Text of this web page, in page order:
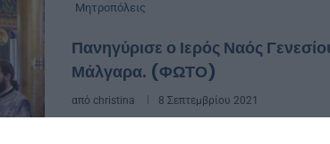
Μητροπόλεις
Πανηγύρισε ο Ιερός Ναός
Μάλγαρα. (ΦΩΤΟ)
από christina 8 Σεπτεμβρίου 2021